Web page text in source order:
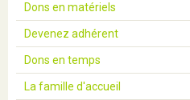
Dons en matériels
Devenez adhérent
Dons en temps
La famille d'accueil